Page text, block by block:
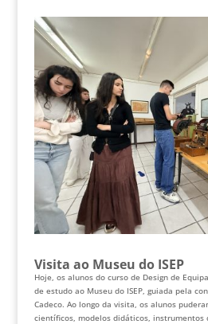
Visita ao Museu do ISEP
Hoje, os alunos do curso de Design de
de estudo ao Museu do ISEP, guiada pela
Cadeco. Ao longo da visita, os alunos
científicos, modelos didáticos, instrumentos